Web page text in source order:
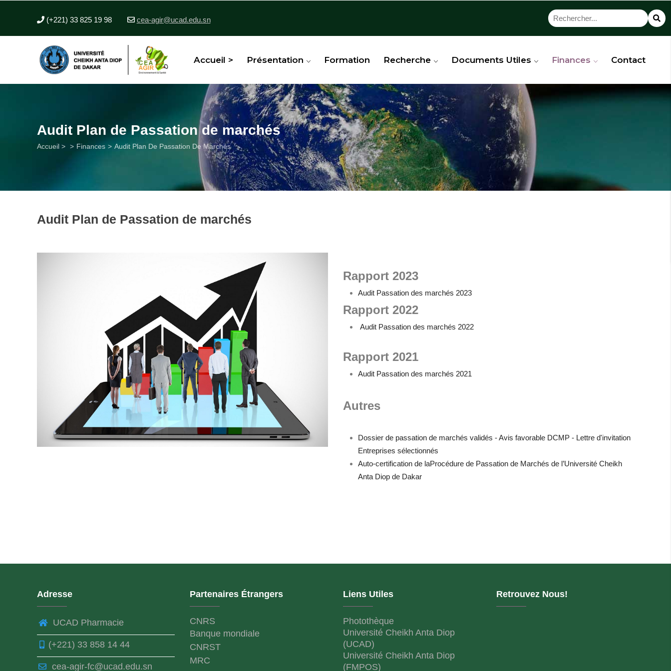
(+221) 33 825 19 98 cea-agir@ucad.edu.sn
Accueil > Présentation Formation Recherche Documents Utiles Finances Contact
Audit Plan de Passation de marchés
Fil
Accueil > Finances Audit Plan De Passation De Marchés
Audit Plan de Passation de marchés
Rapport 2023
Audit Passation des marchés 2023
Rapport 2022
Audit Passation des marchés 2022
Rapport 2021
Audit Passation des marchés 2021
Autres
Dossier de passation de marchés validés - Avis favorable DCMP - Lettre d'invitation
Entreprises sélectionnés
Auto-certification de laProcédure de Passation de Marchés de l’Université Cheikh
Anta Diop de Dakar
Adresse
UCAD Pharmacie
(+221) 33 858 14 44
cea-agir-fc@ucad.edu.sn
Partenaires Étrangers
CNRS
Banque mondiale
CNRST
MRC
Liens Utiles
Photothèque
Université Cheikh Anta Diop
(UCAD)
Université Cheikh Anta Diop
(FMPOS)
Retrouvez Nous!